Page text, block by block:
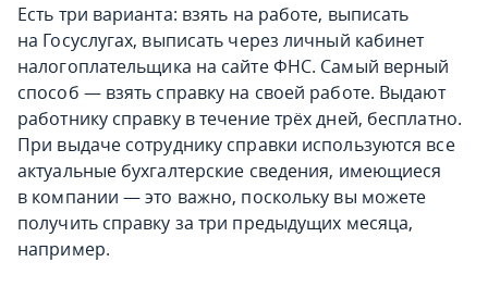
Есть три варианта: взять на работе, выписать
на Госуслугах, выписать через личный кабинет
налогоплательщика на сайте ФНС. Самый верный
способ — взять справку на своей работе. Выдают
работнику справку в течение трёх дней, бесплатно.
При выдаче сотруднику справки используются все
актуальные бухгалтерские сведения, имеющиеся
в компании — это важно, поскольку вы можете
получить справку за три предыдущих месяца,
например.